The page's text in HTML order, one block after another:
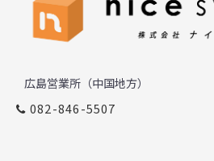
広島営業所（中国地方）
082-846-5507